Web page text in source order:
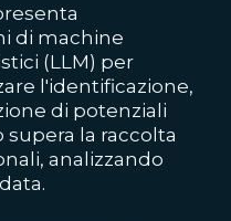
di machine
(LLM) per
l'identificazione,
di potenziali
la raccolta
analizzando